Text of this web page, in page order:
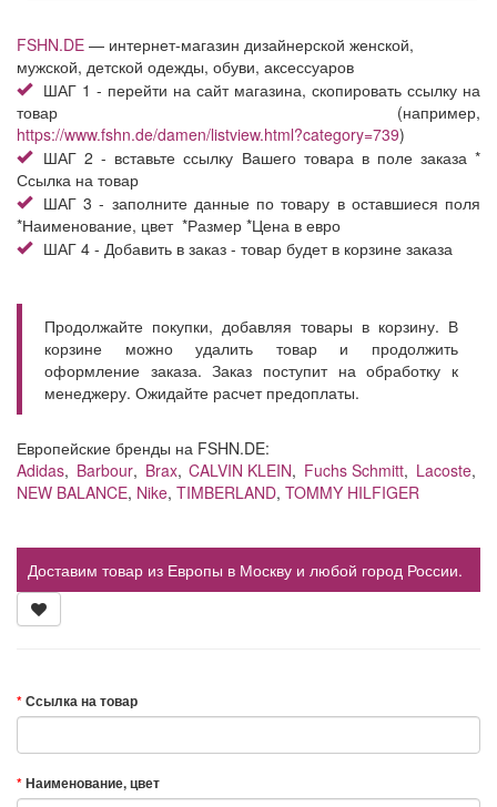
FSHN.DE — интернет-магазин дизайнерской женской,
мужской, детской одежды, обуви, аксессуаров
ШАГ 1 - перейти на сайт магазина, скопировать ссылку на
товар (например,
https://www.fshn.de/damen/listview.html?category=739)
ШАГ 2 - вставьте ссылку Вашего товара в поле заказа *
Ссылка на товар
ШАГ 3 - заполните данные по товару в оставшиеся поля
*Наименование, цвет *Размер *Цена в евро
ШАГ 4 - Добавить в заказ - товар будет в корзине заказа
Продолжайте покупки, добавляя товары в корзину. В
корзине можно удалить товар и продолжить
оформление заказа. Заказ поступит на обработку к
менеджеру. Ожидайте расчет предоплаты.
Европейские бренды на FSHN.DE:
Adidas, Barbour, Brax,CALVIN KLEIN, Fuchs Schmitt, Lacoste,
NEW BALANCE, Nike, TIMBERLAND, TOMMY HILFIGER
Доставим товар из Европы в Москву и любой город России.
Ссылка на товар
Наименование, цвет